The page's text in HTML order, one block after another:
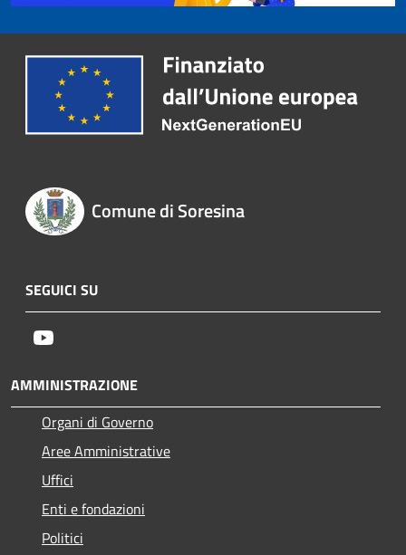
Comune di Soresina
SEGUICI SU
AMMINISTRAZIONE
Organi di Governo
Aree Amministrative
Uffici
Enti e fondazioni
Politici